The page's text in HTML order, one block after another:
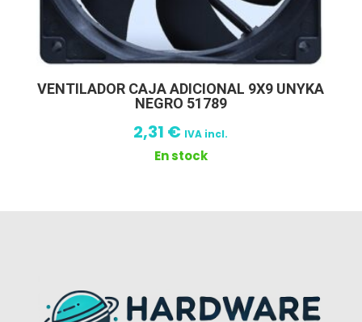
VENTILADOR CAJA ADICIONAL 9X9 UNYKA
NEGRO 51789
2,31 € IVA incl.
En stock